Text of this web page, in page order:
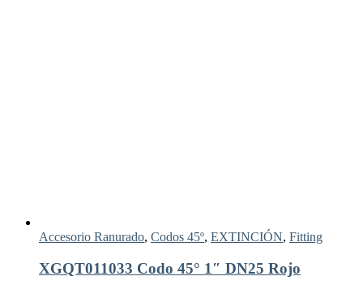
Accesorio Ranurado, Codos 45º, EXTINCIÓN, Fitting
XGQT011033 Codo 45° 1″ DN25 Rojo